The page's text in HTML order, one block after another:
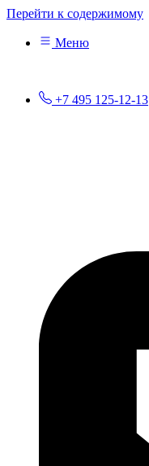
Перейти к содержимому
Меню
+7 495 125-12-13